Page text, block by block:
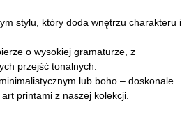
stylu, który doda wnętrzu charakteru i
o wysokiej gramaturze, z
przejść tonalnych.
lub boho – doskonale
printami z naszej kolekcji.